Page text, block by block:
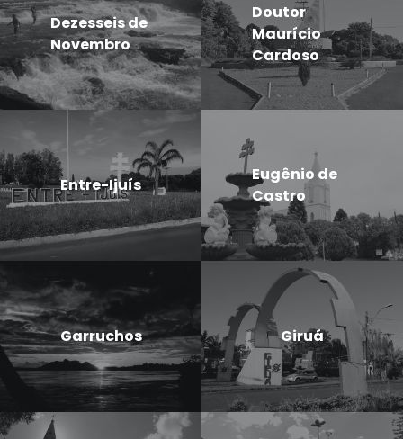
Dezesseis de
Novembro
Doutor
Maurício
Cardoso
Entre-Ijuís
Eugênio de
Castro
Garruchos Giruá